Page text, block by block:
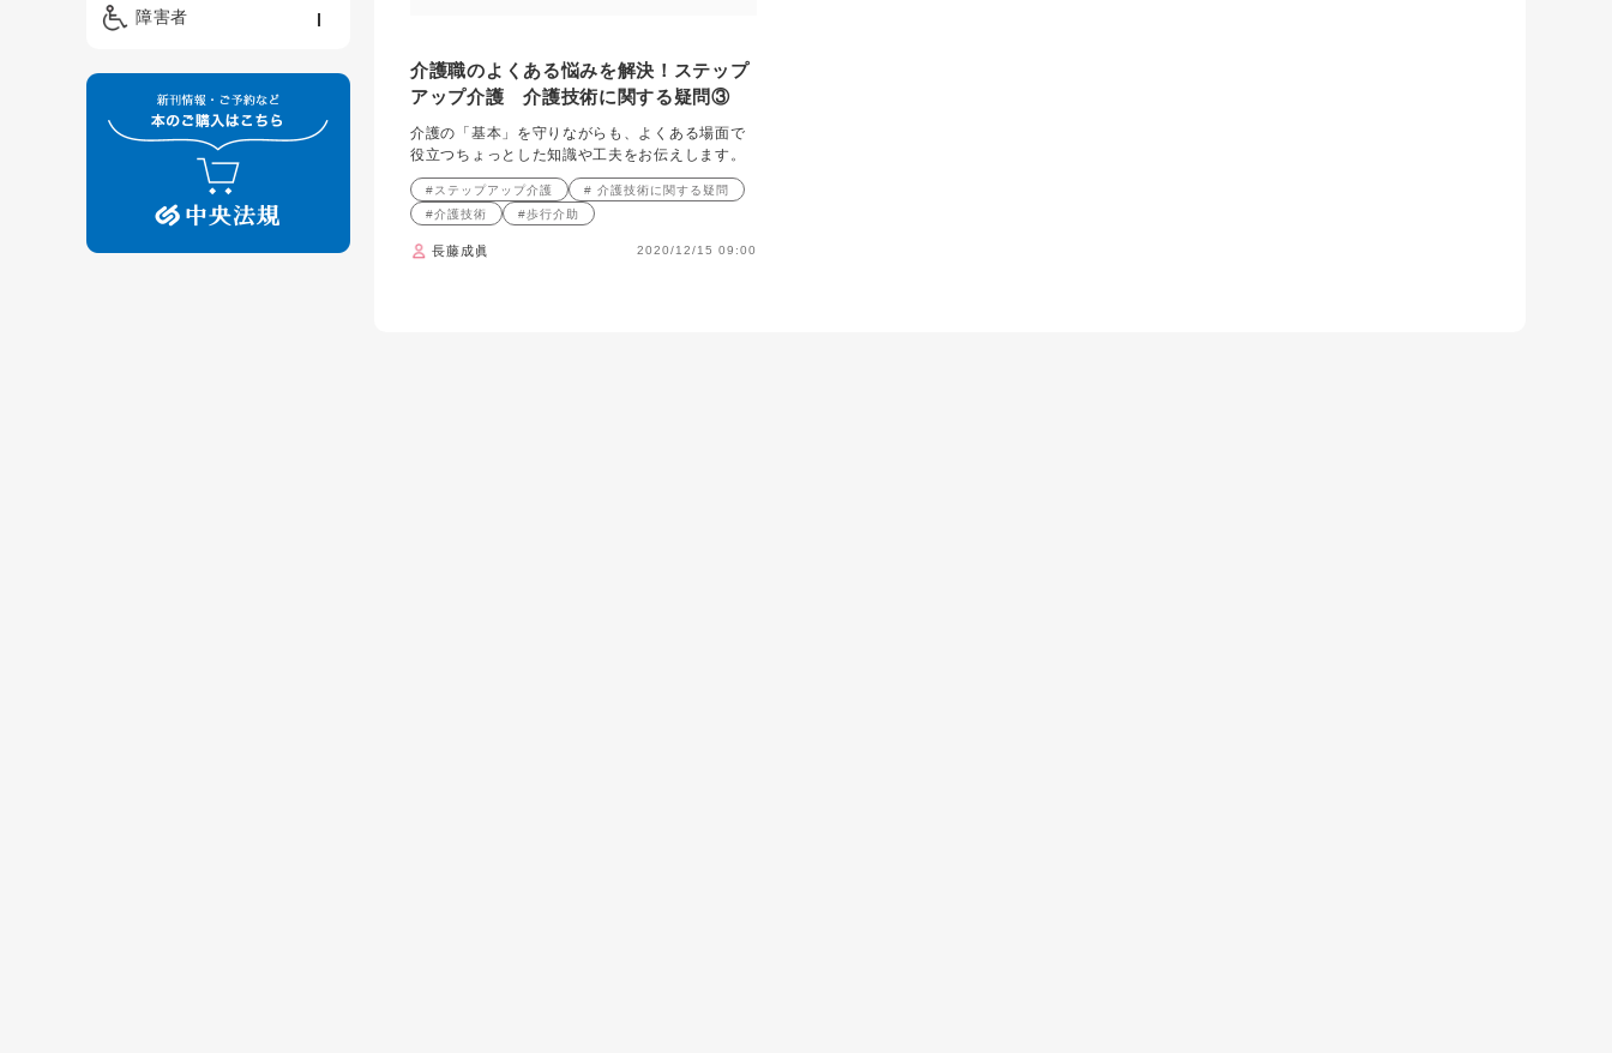
保育士
ーシャルワーク
看護
制度
保育・教育／発達障害
障害者
障害者支援・福祉
介護職のよくある悩みを解決！ステップ
アップ介護 介護技術に関する疑問③
介護の「基本」を守りながらも、よくある場面で
役立つちょっとした知識や工夫をお伝えします。
#ステップアップ介護
# 介護技術に関する疑問
#介護技術
#歩行介助
長藤成眞 2020/12/15 09:00